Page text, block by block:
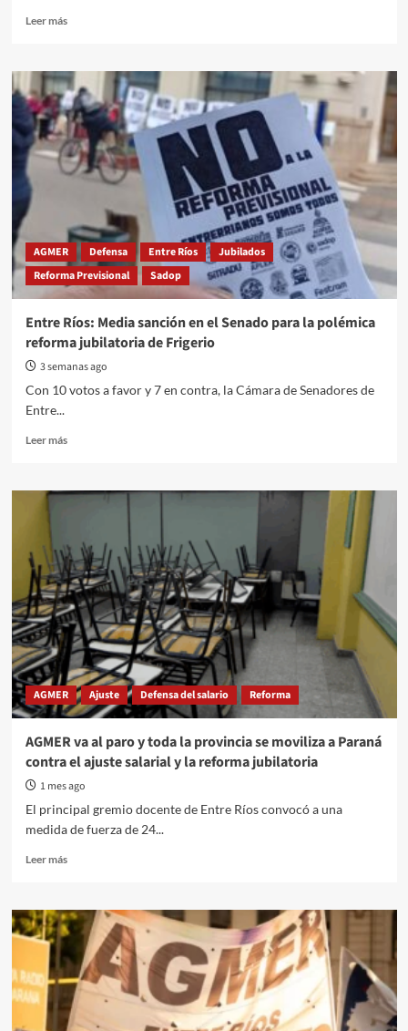
Leer másRead
Antivero:
“Es
una
falacia
que
no
se
ver
afectados
los
jubilados
actuales”
AGMER Defensa Entre Ríos
Jubilados
Reforma Previsional
Sadop
Entre Ríos: Media sanción en el Senado para la polémica
reforma jubilatoria de Frigerio
3 semanas ago
Con 10 votos a favor y 7 en contra, la Cámara de Senadores de
Entre...
Leer másRead
Entre
sanción
en
el
Senado
para
la
polémica
reforma
jubilatoria
de
Frigerio
AGMER Ajuste Defensa del salario Reforma
AGMER va al paro y toda la provincia se moviliza a Paraná
contra el ajuste salarial y la reforma jubilatoria
1 mes ago
El principal gremio docente de Entre Ríos convocó a una
medida de fuerza de 24...
Leer másRead
AGMER
va
paro
y
toda
la